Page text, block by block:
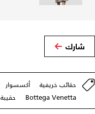
شارك
حقائب خريفية أكسسوار
Bottega Venetta
حقيبة Hobo Bag